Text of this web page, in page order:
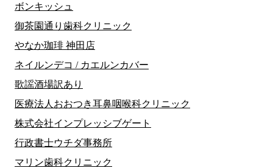
ボンキッシュ
御茶園通り歯科クリニック
やなか珈琲 神田店
ネイルンデコ / カエルンカバー
歌謡酒場訳あり
医療法人おおつき耳鼻咽喉科クリニック
株式会社インプレッシブゲート
行政書士ウチダ事務所
マリン歯科クリニック